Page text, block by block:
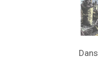
Dans